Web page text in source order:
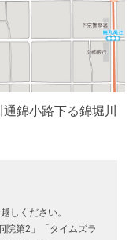
錦小路下る錦堀川
しください。
院第2」「タイムズラ